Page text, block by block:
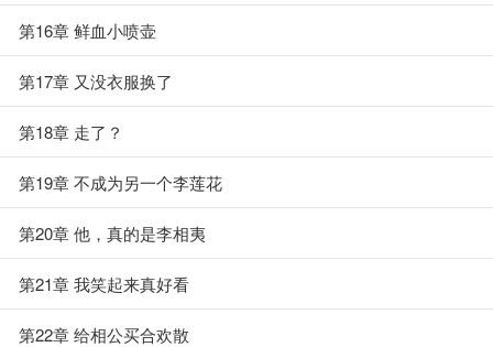
第16章 鲜血小喷壶
第17章 又没衣服换了
第18章 走了？
第19章 不成为另一个李莲花
第20章 他，真的是李相夷
第21章 我笑起来真好看
第22章 给相公买合欢散